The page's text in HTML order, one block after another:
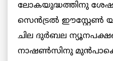
ലോകയുദ്ധത്തിനു ശേഷം
സെന്‍ട്രല്‍ ഈസ്റ്റേണ്‍
ചില ദുര്‍ബല
നാഷണ്‍സിനു